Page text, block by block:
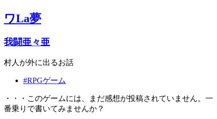
ワLa夢
我闘亜々亜
村人が外に出るお話
#RPGゲーム
・・・このゲームには、まだ感想が投稿されていません。一
番乗りで書いてみませんか？